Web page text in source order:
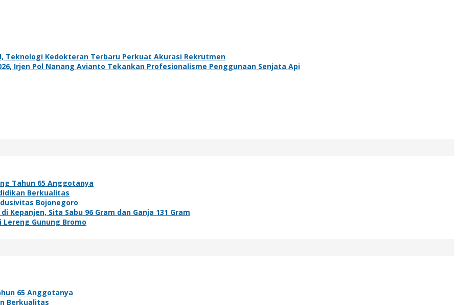
Teknologi Kedokteran Terbaru Perkuat Akurasi Rekrutmen
Irjen Pol Nanang Avianto Tekankan Profesionalisme Penggunaan Senjata Api
Tahun 65 Anggotanya
Berkualitas
Bojonegoro
Sita Sabu 96 Gram dan Ganja 131 Gram
Gunung Bromo
65 Anggotanya
Berkualitas